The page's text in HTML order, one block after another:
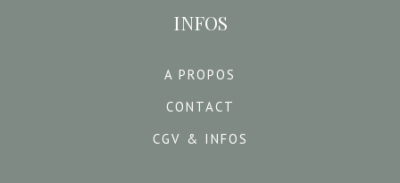
INFOS
A PROPOS
CONTACT
CGV & INFOS